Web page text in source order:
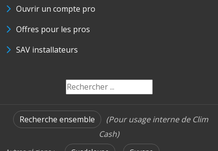
Ouvrir un compte pro
Offres pour les pros
SAV installateurs
Recherche ensemble
(Pour usage interne de Clim
Cash)